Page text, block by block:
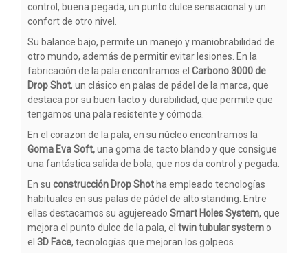
control, buena pegada, un punto dulce sensacional y un
confort de otro nivel.
Su balance bajo, permite un manejo y maniobrabilidad de
otro mundo, además de permitir evitar lesiones. En la
fabricación de la pala encontramos el Carbono 3000 de
Drop Shot, un clásico en palas de pádel de la marca, que
destaca por su buen tacto y durabilidad, que permite que
tengamos una pala resistente y cómoda.
En el corazon de la pala, en su núcleo encontramos la
Goma Eva Soft,una goma de tacto blando y que consigue
una fantástica salida de bola, que nos da control y pegada.
En su construcción Drop Shotha empleado tecnologías
habituales en sus palas de pádel de alto standing. Entre
ellas destacamos su agujereado Smart Holes System, que
mejora el punto dulce de la pala, el twin tubular systemo
el 3D Face, tecnologías que mejoran los golpeos.